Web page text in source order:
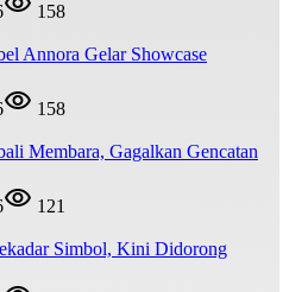
158
Annora Gelar Showcase
158
Membara, Gagalkan Gencatan
121
Simbol, Kini Didorong